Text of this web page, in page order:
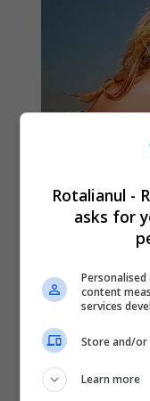
Rotalianul -
asks for
content
services
Store and/or
Learn more